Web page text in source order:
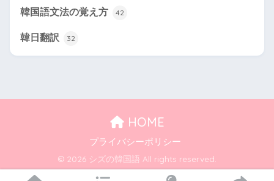
韓国語文法の覚え方 42
韓日翻訳 32
HOME
プライバシーポリシー
© 2026 シズの韓国語 All rights reserved.